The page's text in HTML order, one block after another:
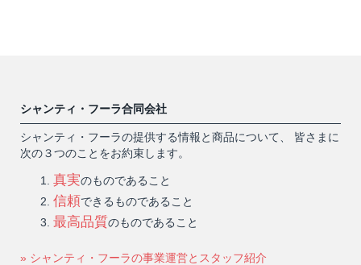
シャンティ・フーラ合同会社
シャンティ・フーラの提供する情報と商品について、 皆さまに
次の３つのことをお約束します。
真実のものであること
信頼できるものであること
最高品質のものであること
» シャンティ・フーラの事業運営とスタッフ紹介